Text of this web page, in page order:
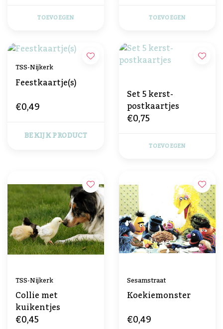
TOEVOEGEN TOEVOEGEN
TSS-Nijkerk
Feestkaartje(s)
€0,49
BEKIJK PRODUCT
Set 5 kerst-
postkaartjes
€0,75
TOEVOEGEN
TSS-Nijkerk
Collie met
kuikentjes
€0,45
Sesamstraat
Koekiemonster
€0,49